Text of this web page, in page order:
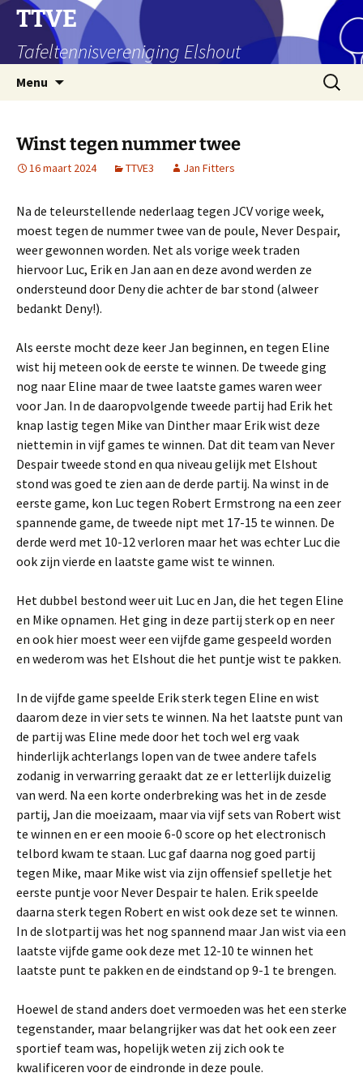
Ga
naar
inhoud
TTVE
Tafeltennisvereniging Elshout
Menu
Zoeken
naar:
Winst tegen nummer twee
16 maart 2024 TTVE3 Jan Fitters
Na de teleurstellende nederlaag tegen JCV vorige week,
moest tegen de nummer twee van de poule, Never Despair,
weer gewonnen worden. Net als vorige week traden
hiervoor Luc, Erik en Jan aan en deze avond werden ze
ondersteund door Deny die achter de bar stond (alweer
bedankt Deny!).
Als eerste mocht deze keer Jan beginnen, en tegen Eline
wist hij meteen ook de eerste te winnen. De tweede ging
nog naar Eline maar de twee laatste games waren weer
voor Jan. In de daaropvolgende tweede partij had Erik het
knap lastig tegen Mike van Dinther maar Erik wist deze
niettemin in vijf games te winnen. Dat dit team van Never
Despair tweede stond en qua niveau gelijk met Elshout
stond was goed te zien aan de derde partij. Na winst in de
eerste game, kon Luc tegen Robert Ermstrong na een zeer
spannende game, de tweede nipt met 17-15 te winnen. De
derde werd met 10-12 verloren maar het was echter Luc die
ook zijn vierde en laatste game wist te winnen.
Het dubbel bestond weer uit Luc en Jan, die het tegen Eline
en Mike opnamen. Het ging in deze partij sterk op en neer
en ook hier moest weer een vijfde game gespeeld worden
en wederom was het Elshout die het puntje wist te pakken.
In de vijfde game speelde Erik sterk tegen Eline en wist
daarom deze in vier sets te winnen. Na het laatste punt van
de partij was Eline mede door het toch wel erg vaak
hinderlijk achterlangs lopen van de twee andere tafels
zodanig in verwarring geraakt dat ze er letterlijk duizelig
van werd. Na een korte onderbreking was het in de zesde
partij, Jan die moeizaam, maar via vijf sets van Robert wist
te winnen en er een mooie 6-0 score op het electronisch
telbord kwam te staan. Luc gaf daarna nog goed partij
tegen Mike, maar Mike wist via zijn offensief spelletje het
eerste puntje voor Never Despair te halen. Erik speelde
daarna sterk tegen Robert en wist ook deze set te winnen.
In de slotpartij was het nog spannend maar Jan wist via een
laatste vijfde game ook deze met 12-10 te winnen het
laatste punt te pakken en de eindstand op 9-1 te brengen.
Hoewel de stand anders doet vermoeden was het een sterke
tegenstander, maar belangrijker was dat het ook een zeer
sportief team was, hopelijk weten zij zich ook te
kwalificeren voor de eindronde in deze poule.